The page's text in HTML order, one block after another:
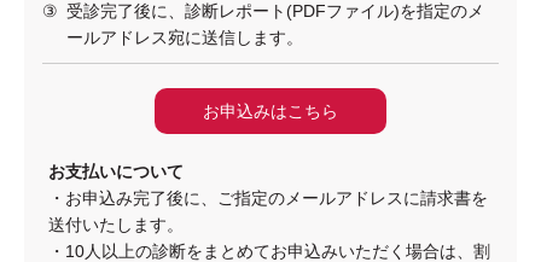
③ 受診完了後に、診断レポート(PDFファイル)を指定のメ
ールアドレス宛に送信します。
お申込みはこちら
お支払いについて
・お申込み完了後に、ご指定のメールアドレスに請求書を
送付いたします。
・10人以上の診断をまとめてお申込みいただく場合は、割